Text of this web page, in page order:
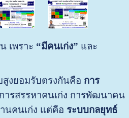
เพราะ “มีคนเก่ง” และ
สูงยอมรับตรงกันคือ การ
การสรรหาคนเก่ง การพัฒนาคน
นคนเก่ง แต่คือ ระบบกลยุทธ์